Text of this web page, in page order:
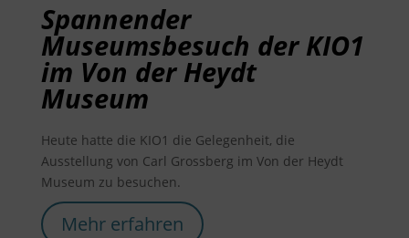
Spannender
Museumsbesuch der KIO1
im Von der Heydt
Museum
Heute hatte die KIO1 die Gelegenheit, die
Ausstellung von Carl Grossberg im Von der Heydt
Museum zu besuchen.
Mehr erfahren